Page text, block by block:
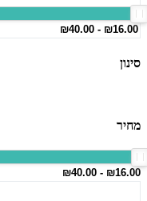
סינון
מחיר